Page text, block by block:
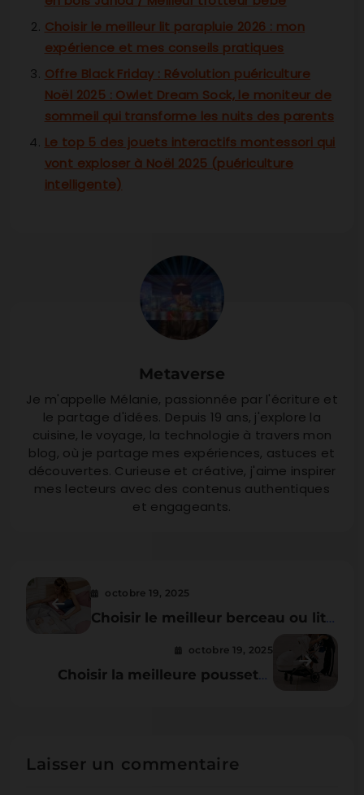
Choisir le meilleur lit parapluie 2026 : mon
expérience et mes conseils pratiques
Offre Black Friday : Révolution puériculture
Noël 2025 : Owlet Dream Sock, le moniteur de
sommeil qui transforme les nuits des parents
Le top 5 des jouets interactifs montessori qui
vont exploser à Noël 2025 (puériculture
intelligente)
Metaverse
Je m'appelle Mélanie, passionnée par l'écriture et
le partage d'idées. Depuis 19 ans, j'explore la
cuisine, le voyage, la technologie à travers mon
blog, où je partage mes expériences, astuces et
découvertes. Curieuse et créative, j'aime inspirer
mes lecteurs avec des contenus authentiques
et engageants.
octobre 19, 2025
Choisir le meilleur berceau ou lit
de cododo: guide complet 2026
octobre 19, 2025
Choisir la meilleure poussette
Laisser un commentaire